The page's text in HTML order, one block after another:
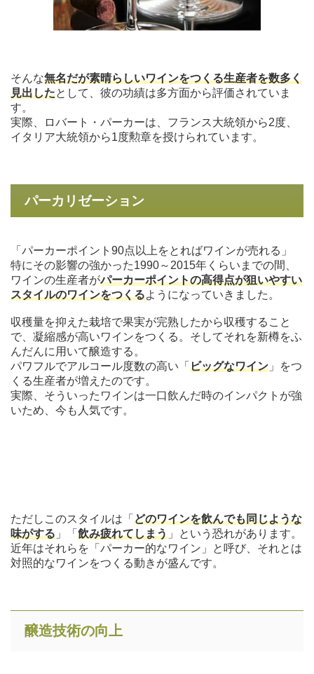
そんな無名だが素晴らしいワインをつくる生産者を数多く
見出したとして、彼の功績は多方面から評価されていま
す。
実際、ロバート・パーカーは、フランス大統領から2度、
イタリア大統領から1度勲章を授けられています。
パーカリゼーション
「パーカーポイント90点以上をとればワインが売れる」
特にその影響の強かった1990～2015年くらいまでの間、
ワインの生産者がパーカーポイントの高得点が狙いやすい
スタイルのワインをつくるようになっていきました。
収穫量を抑えた栽培で果実が完熟したから収穫すること
で、凝縮感が高いワインをつくる。そしてそれを新樽をふ
んだんに用いて醸造する。
パワフルでアルコール度数の高い「 ビッグなワイン 」をつ
くる生産者が増えたのです。
実際、そういったワインは一口飲んだ時のインパクトが強
いため、今も人気です。
ただしこのスタイルは「 どのワインを飲んでも同じような
味がする 」「 飲み疲れてしまう 」という恐れがあります。
近年はそれらを「パーカー的なワイン」と呼び、それとは
対照的なワインをつくる動きが盛んです。
醸造技術の向上